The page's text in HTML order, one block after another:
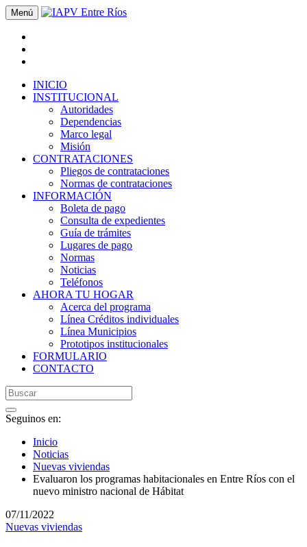
Menú
INICIO
INSTITUCIONAL
Autoridades
Dependencias
Marco legal
Misión
CONTRATACIONES
Pliegos de contrataciones
Normas de contrataciones
INFORMACIÓN
Boleta de pago
Consulta de expedientes
Guía de trámites
Lugares de pago
Normas
Noticias
Teléfonos
AHORA TU HOGAR
Acerca del programa
Línea Créditos individuales
Línea Municipios
Prototipos institucionales
FORMULARIO
CONTACTO
Seguinos en:
Inicio
Noticias
Nuevas viviendas
Evaluaron los programas habitacionales en Entre Ríos con el
nuevo ministro nacional de Hábitat
07/11/2022
Nuevas viviendas